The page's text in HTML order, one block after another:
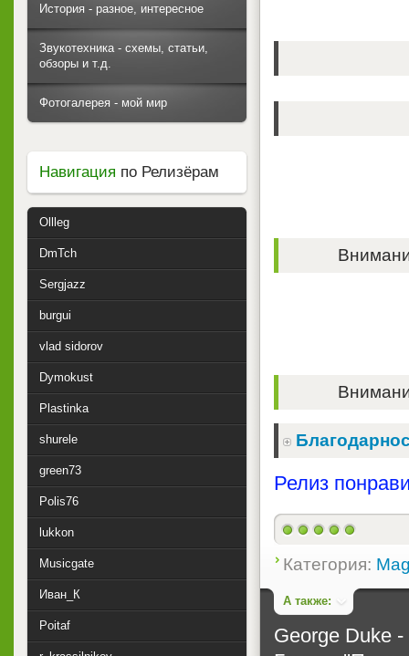
Релиз
Категория:
А также:
George Duke
История - разное, интересное
Звукотехника - схемы, статьи,
обзоры и т.д.
Фотогалерея - мой мир
Навигация по Релизёрам
Ollleg
DmTch
Sergjazz
burgui
vlad sidorov
Dymokust
Plastinka
shurele
green73
Polis76
lukkon
Musicgate
Иван_К
Poitaf